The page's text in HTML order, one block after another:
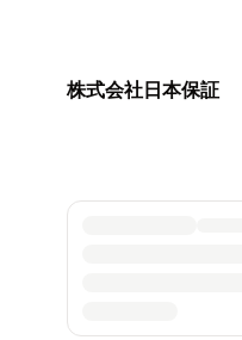
株式会社日本保証